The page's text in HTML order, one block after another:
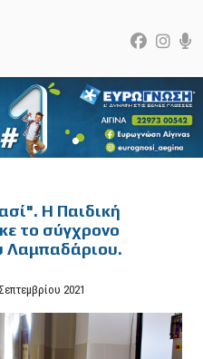
Η Παιδική
το σύγχρονο
Λαμπαδάριου.
2021